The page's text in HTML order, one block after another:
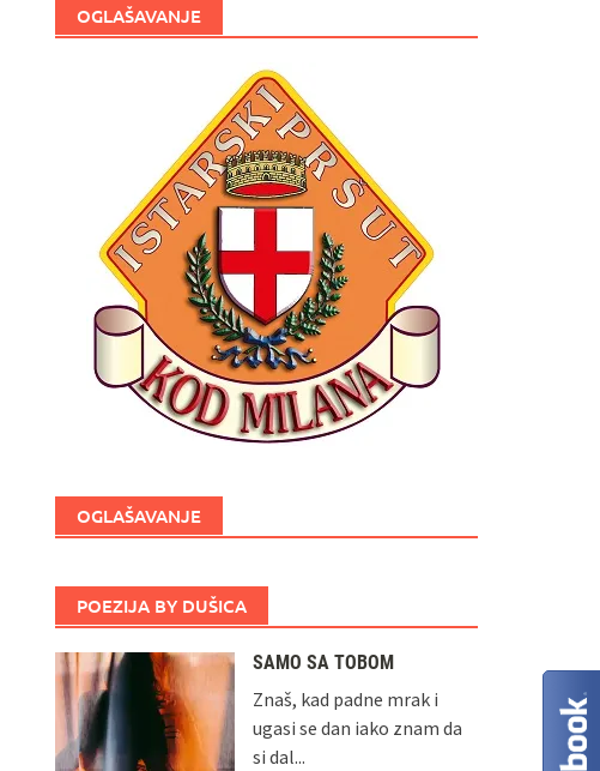
OGLAŠAVANJE
OGLAŠAVANJE
POEZIJA BY DUŠICA
SAMO SA TOBOM
Znaš, kad padne mrak i
ugasi se dan iako znam da
si dal...